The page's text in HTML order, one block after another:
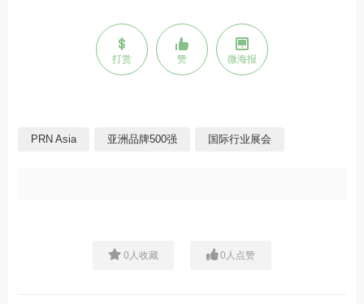
打赏 赞 微海报
PRN Asia 亚洲品牌500强 国际行业展会
0 人收藏 0 人点赞